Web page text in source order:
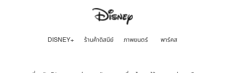
DISNEY+ ร้านค้าดิสนีย์ ภาพยนตร์ พาร์คส